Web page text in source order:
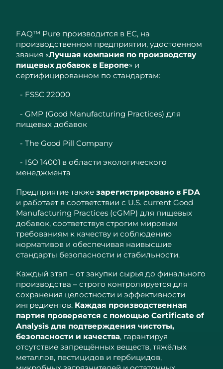
FAQ™ Pure производится в ЕС, на
производственном предприятии, удостоенном
звания «Лучшая компания по производству
пищевых добавок в Европе» и
сертифицированном по стандартам:
- FSSC 22000
- GMP (Good Manufacturing Practices) для
пищевых добавок
- The Good Pill Company
- ISO 14001 в области экологического
менеджмента
Предприятие такжезарегистрировано в FDA
и работает в соответствии с U.S. current Good
Manufacturing Practices (cGMP) для пищевых
добавок, соответствуя строгим мировым
требованиям к качеству и соблюдению
нормативов и обеспечивая наивысшие
стандарты безопасности и стабильности.
Каждый этап – от закупки сырья до финального
производства – строго контролируется для
сохранения целостности и эффективности
ингредиентов. Каждая производственная
партия проверяется с помощью Certificate of
Analysis для подтверждения чистоты,
безопасности и качества, гарантируя
отсутствие запрещённых веществ, тяжёлых
металлов, пестицидов и гербицидов,